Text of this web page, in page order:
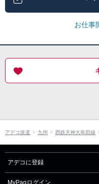
お仕事
アデコ派遣 九州 西鉄天神大牟田線
アデコに登録
MyPagログイン